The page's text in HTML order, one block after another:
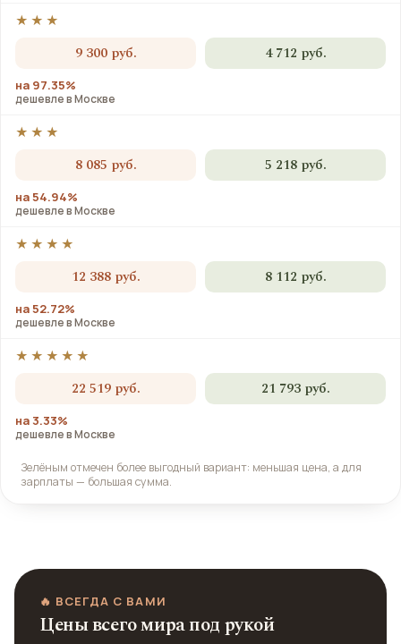
★★★
9 300 руб. 4 712 руб.
на 97.35%
дешевле в Москве
★★★
8 085 руб. 5 218 руб.
на 54.94%
дешевле в Москве
★★★★
12 388 руб. 8 112 руб.
на 52.72%
дешевле в Москве
★★★★★
22 519 руб. 21 793 руб.
на 3.33%
дешевле в Москве
Зелёным отмечен более выгодный вариант: меньшая цена, а для
зарплаты — большая сумма.
🔥 ВСЕГДА С ВАМИ
Цены всего мира под рукой